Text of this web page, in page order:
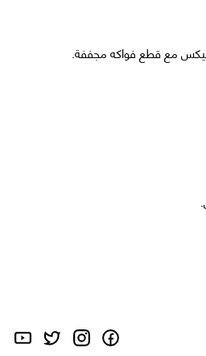
مع قطع فواكه مجففة.